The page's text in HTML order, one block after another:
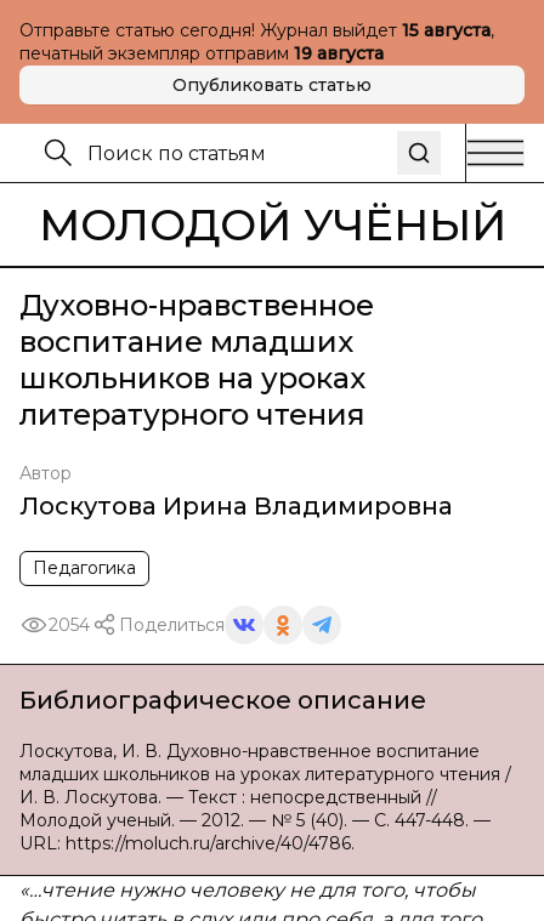
Отправьте статью сегодня! Журнал выйдет 15 августа,
печатный экземпляр отправим 19 августа
Опубликовать статью
МОЛОДОЙ УЧЁНЫЙ
Духовно-нравственное
воспитание младших
школьников на уроках
литературного чтения
Автор
Лоскутова Ирина Владимировна
Педагогика
2054 Поделиться
Библиографическое описание
Лоскутова, И. В. Духовно-нравственное воспитание
младших школьников на уроках литературного чтения /
И. В. Лоскутова. — Текст : непосредственный //
Молодой ученый. — 2012. — № 5 (40). — С. 447-448. —
URL: https://moluch.ru/archive/40/4786.
«…чтение нужно человеку не для того, чтобы